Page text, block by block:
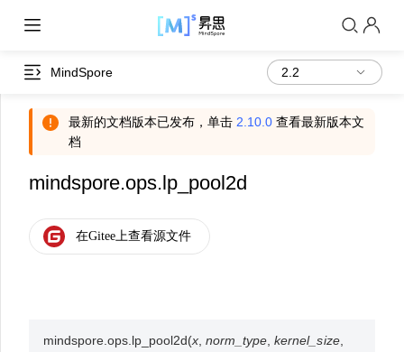
MindSpore
最新的文档版本已发布，单击 2.10.0 查看最新版本文
档
mindspore.ops.lp_pool2d
mindspore.ops. lp_pool2d(x ,norm_type ,kernel_size,